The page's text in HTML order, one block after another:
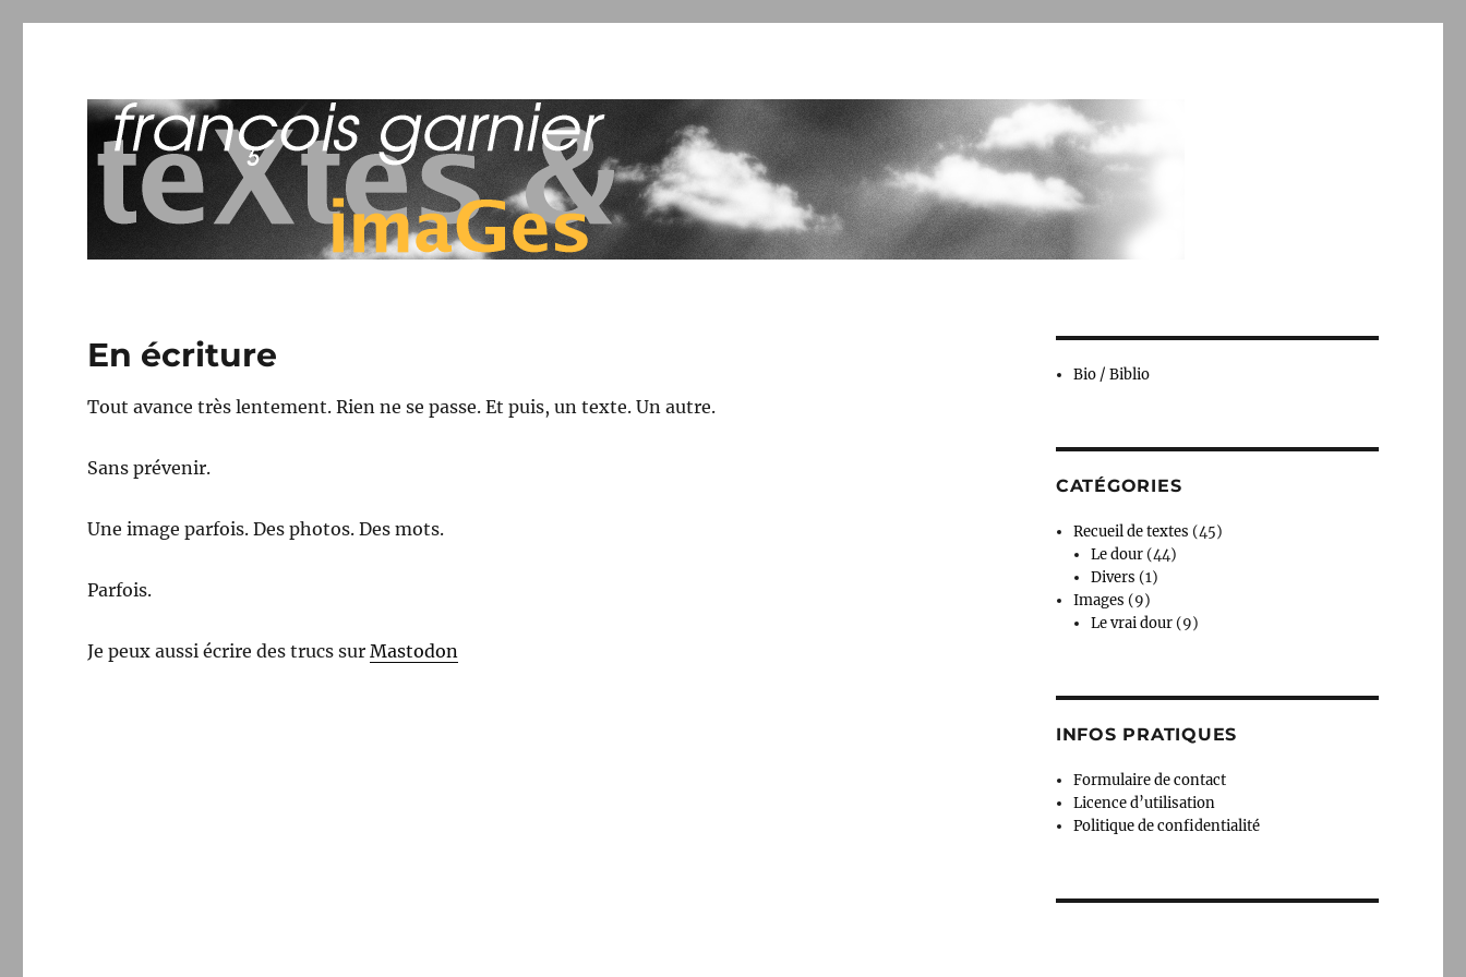
En écriture
Tout avance très lentement. Rien ne se passe. Et puis, un texte. Un autre.
Sans prévenir.
Une image parfois. Des photos. Des mots.
Parfois.
Je peux aussi écrire des trucs surMastodon
Bio / Biblio
CATÉGORIES
Recueil de textes (45)
Le dour (44)
Divers (1)
Images (9)
Le vrai dour (9)
INFOS PRATIQUES
Formulaire de contact
Licence d’utilisation
Politique de confidentialité